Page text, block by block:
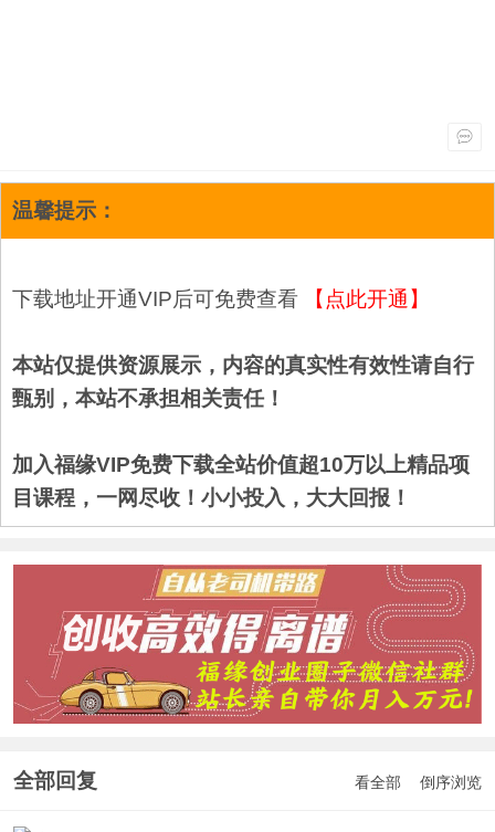
温馨提示：
下载地址开通VIP后可免费查看 【点此开通】
本站仅提供资源展示，内容的真实性有效性请自行
甄别，本站不承担相关责任！
加入福缘VIP免费下载全站价值超10万以上精品项
目课程，一网尽收！小小投入，大大回报！
全部回复 看全部 倒序浏览